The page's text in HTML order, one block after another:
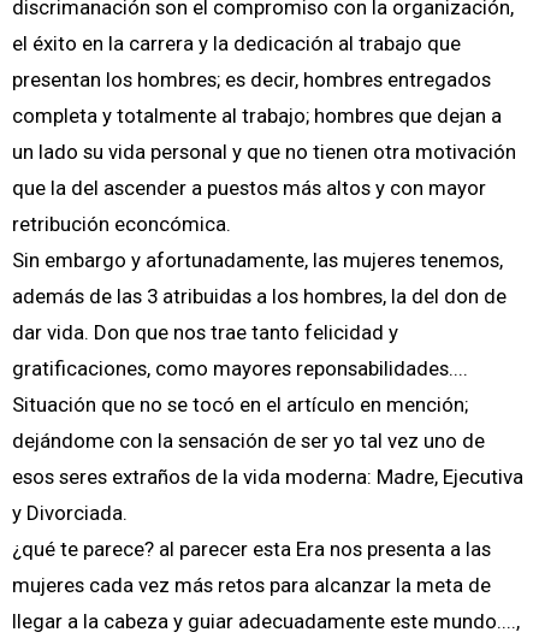
discrimanación son el compromiso con la organización,
el éxito en la carrera y la dedicación al trabajo que
presentan los hombres; es decir, hombres entregados
completa y totalmente al trabajo; hombres que dejan a
un lado su vida personal y que no tienen otra motivación
que la del ascender a puestos más altos y con mayor
retribución econcómica.
Sin embargo y afortunadamente, las mujeres tenemos,
además de las 3 atribuidas a los hombres, la del don de
dar vida. Don que nos trae tanto felicidad y
gratificaciones, como mayores reponsabilidades....
Situación que no se tocó en el artículo en mención;
dejándome con la sensación de ser yo tal vez uno de
esos seres extraños de la vida moderna: Madre, Ejecutiva
y Divorciada.
¿qué te parece? al parecer esta Era nos presenta a las
mujeres cada vez más retos para alcanzar la meta de
llegar a la cabeza y guiar adecuadamente este mundo....,